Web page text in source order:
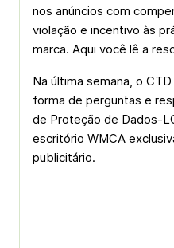
nos anúncios com
violação e incentivo às
marca. Aqui você lê a
Na última semana, o
forma de perguntas e
de Proteção de Dados-
escritório WMCA
publicitário.